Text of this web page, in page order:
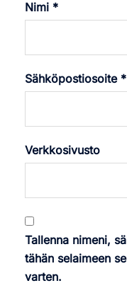
Nimi *
Sähköpostiosoite *
Verkkosivusto
Tallenna nimeni,
tähän selaimeen
varten.